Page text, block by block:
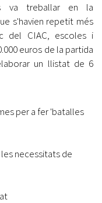
va treballar en la
s'havien repetit més
del CIAC, escoles i
euros de la partida
un llistat de 6
per a fer 'batalles
necessitats de